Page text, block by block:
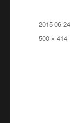
Đăng
ngày
2015-06-24
Kích
500 × 414